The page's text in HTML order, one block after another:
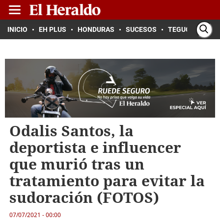
INICIO EH PLUS HONDURAS SUCESOS TEGUCIGALPA
Odalis Santos, la
deportista e influencer
que murió tras un
tratamiento para evitar la
sudoración (FOTOS)
07/07/2021 - 00:00